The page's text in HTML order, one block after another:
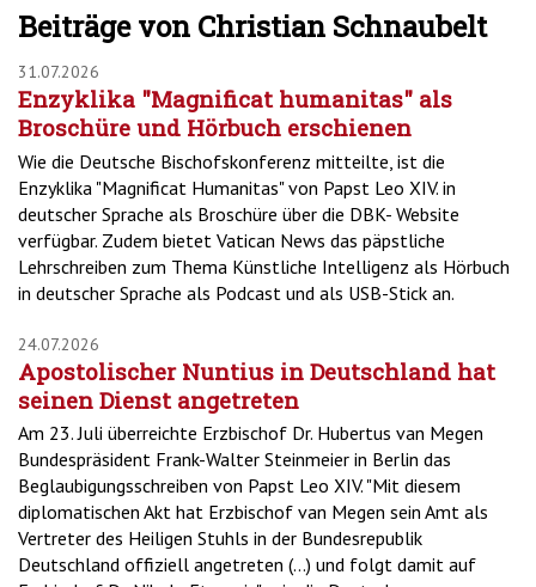
Beiträge von Christian Schnaubelt
31.07.2026
Enzyklika "Magnificat humanitas" als
Broschüre und Hörbuch erschienen
Wie die Deutsche Bischofskonferenz mitteilte, ist die
Enzyklika "Magnificat Humanitas" von Papst Leo XIV. in
deutscher Sprache als Broschüre über die DBK- Website
verfügbar. Zudem bietet Vatican News das päpstliche
Lehrschreiben zum Thema Künstliche Intelligenz als Hörbuch
in deutscher Sprache als Podcast und als USB-Stick an.
24.07.2026
Apostolischer Nuntius in Deutschland hat
seinen Dienst angetreten
Am 23. Juli überreichte Erzbischof Dr. Hubertus van Megen
Bundespräsident Frank-Walter Steinmeier in Berlin das
Beglaubigungsschreiben von Papst Leo XIV. "Mit diesem
diplomatischen Akt hat Erzbischof van Megen sein Amt als
Vertreter des Heiligen Stuhls in der Bundesrepublik
Deutschland offiziell angetreten (...) und folgt damit auf